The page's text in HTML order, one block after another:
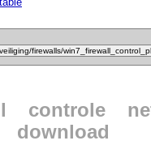
controle
download